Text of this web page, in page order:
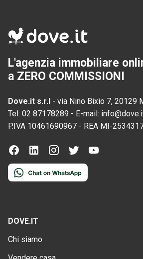
L'agenzia immobiliare
a ZERO COMMISSIONI
Dove.it s.r.l - via Nino Bixio 7, 20129
Tel: 02 87178289 - E-mail:
P.IVA 10461690967 - REA MI-
DOVE.IT
Chi siamo